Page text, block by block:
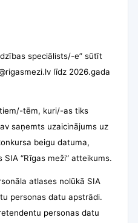
speciālists/-e” sūtīt
līdz 2026.gada
tēm, kuri/-as tiks
saņemts uzaicinājums uz
beigu datuma,
“Rīgas meži” atteikums.
atlases nolūkā SIA
personas datu apstrādi.
personas datu